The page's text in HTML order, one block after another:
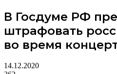
В Госдуме РФ
штрафовать
во время
14.12.2020